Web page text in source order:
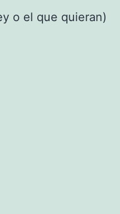
o el que quieran)